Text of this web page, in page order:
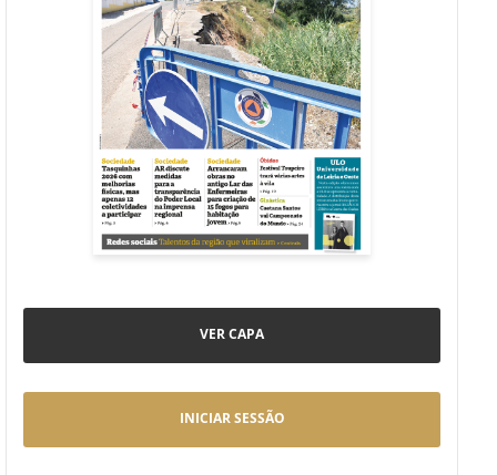
VER CAPA
INICIAR SESSÃO